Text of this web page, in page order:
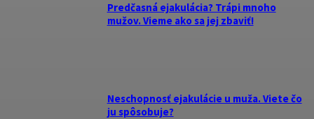
Predčasná ejakulácia? Trápi mnoho
mužov. Vieme ako sa jej zbaviť!
Neschopnosť ejakulácie u muža. Viete čo
ju spôsobuje?